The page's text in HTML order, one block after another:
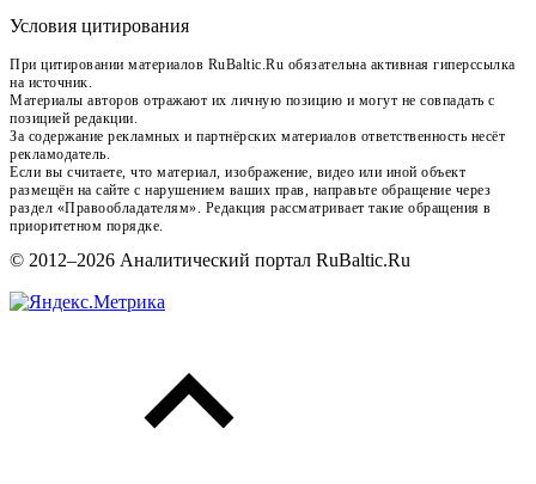
Условия цитирования
При цитировании материалов RuBaltic.Ru обязательна активная гиперссылка
на источник.
Материалы авторов отражают их личную позицию и могут не совпадать с
позицией редакции.
За содержание рекламных и партнёрских материалов ответственность несёт
рекламодатель.
Если вы считаете, что материал, изображение, видео или иной объект
размещён на сайте с нарушением ваших прав, направьте обращение через
раздел «Правообладателям». Редакция рассматривает такие обращения в
приоритетном порядке.
© 2012–2026 Аналитический портал RuBaltic.Ru